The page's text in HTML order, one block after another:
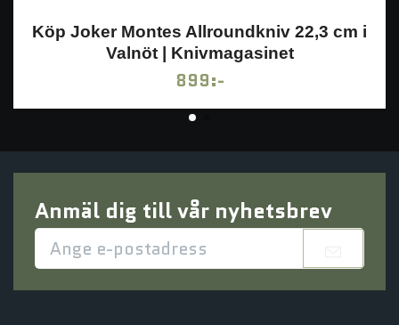
Köp Joker Montes Allroundkniv 22,3 cm i
Valnöt | Knivmagasinet
899:-
Anmäl dig till vår nyhetsbrev